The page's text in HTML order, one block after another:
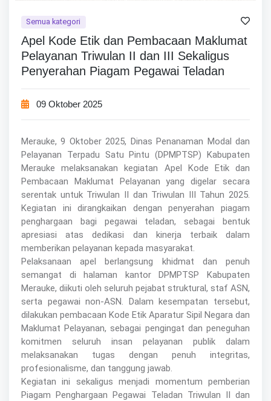
Semua kategori
Apel Kode Etik dan Pembacaan Maklumat
Pelayanan Triwulan II dan III Sekaligus
Penyerahan Piagam Pegawai Teladan
09 Oktober 2025
Merauke, 9 Oktober 2025, Dinas Penanaman Modal dan
Pelayanan Terpadu Satu Pintu (DPMPTSP) Kabupaten
Merauke melaksanakan kegiatan Apel Kode Etik dan
Pembacaan Maklumat Pelayanan yang digelar secara
serentak untuk Triwulan II dan Triwulan III Tahun 2025.
Kegiatan ini dirangkaikan dengan penyerahan piagam
penghargaan bagi pegawai teladan, sebagai bentuk
apresiasi atas dedikasi dan kinerja terbaik dalam
memberikan pelayanan kepada masyarakat.
Pelaksanaan apel berlangsung khidmat dan penuh
semangat di halaman kantor DPMPTSP Kabupaten
Merauke, diikuti oleh seluruh pejabat struktural, staf ASN,
serta pegawai non-ASN. Dalam kesempatan tersebut,
dilakukan pembacaan Kode Etik Aparatur Sipil Negara dan
Maklumat Pelayanan, sebagai pengingat dan peneguhan
komitmen seluruh insan pelayanan publik dalam
melaksanakan tugas dengan penuh integritas,
profesionalisme, dan tanggung jawab.
Kegiatan ini sekaligus menjadi momentum pemberian
Piagam Penghargaan Pegawai Teladan Triwulan II dan